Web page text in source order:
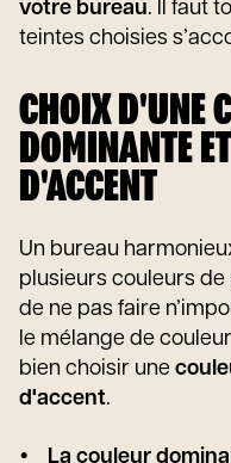
votre bureau. Il faut
teintes choisies
CHOIX D'UNE
DOMINANTE
D'ACCENT
Un bureau
plusieurs couleurs
de ne pas faire
le mélange de
bien choisir une
d'accent.
La couleur